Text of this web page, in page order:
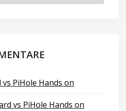
vs PiHole Hands on
vs PiHole Hands on